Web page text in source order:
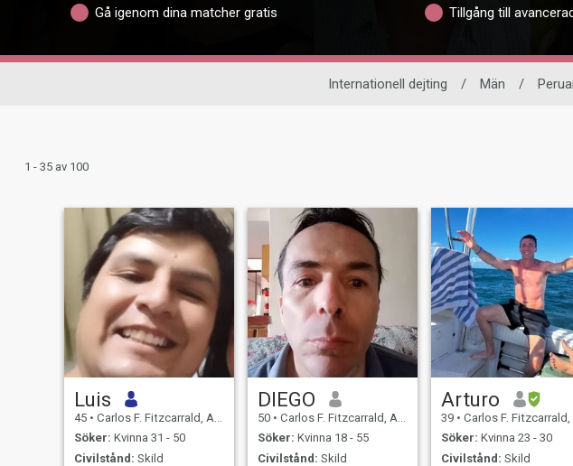
Gå igenom dina matcher gratis Tillgång till
Internationell dejting / Män /
1 - 35 av 100
Luis
45 • Carlos F. Fitzcarrald, Ancash, Peru
Söker: Kvinna 31 - 50
Civilstånd: Skild
DIEGO
50 • Carlos F. Fitzcarrald, Ancash, Peru
Söker: Kvinna 18 - 55
Civilstånd: Skild
Arturo
39 • Carlos F. Fitzcarrald, Ancash,
Söker: Kvinna 23 - 30
Civilstånd: Skild